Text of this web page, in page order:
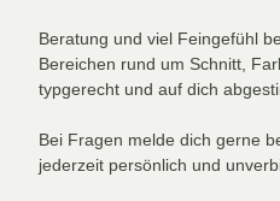
Beratung und viel Feingefühl
Bereichen rund um Schnitt,
typgerecht und auf dich
Bei Fragen melde dich gerne
jederzeit persönlich und